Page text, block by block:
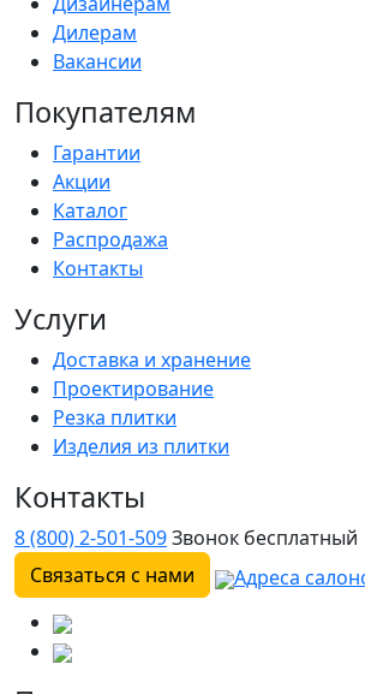
Дилерам
Вакансии
Покупателям
Гарантии
Акции
Каталог
Распродажа
Контакты
Услуги
Доставка и хранение
Проектирование
Резка плитки
Изделия из плитки
Контакты
8 (800) 2-501-509Звонок бесплатный
Связаться с нами
Адреса